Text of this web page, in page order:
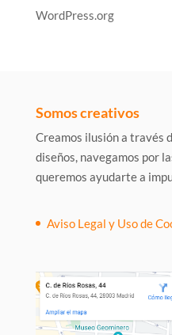
WordPress.org
Somos creativos
Creamos ilusión a través
diseños, navegamos por
queremos ayudarte a
Aviso Legal y Uso de